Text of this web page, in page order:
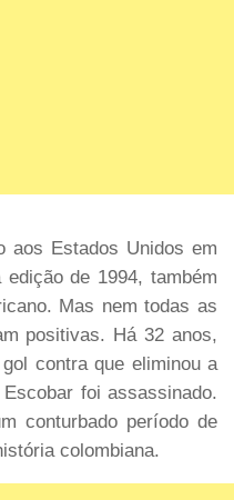
aos Estados Unidos em
de 1994, também
Mas nem todas as
positivas. Há 32 anos,
contra que eliminou a
foi assassinado.
conturbado período de
colombiana.